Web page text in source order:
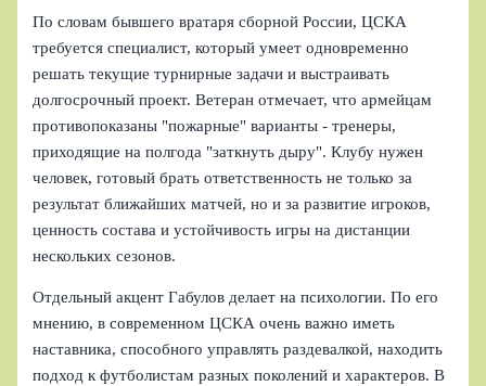
По словам бывшего вратаря сборной России, ЦСКА
требуется специалист, который умеет одновременно
решать текущие турнирные задачи и выстраивать
долгосрочный проект. Ветеран отмечает, что армейцам
противопоказаны "пожарные" варианты - тренеры,
приходящие на полгода "заткнуть дыру". Клубу нужен
человек, готовый брать ответственность не только за
результат ближайших матчей, но и за развитие игроков,
ценность состава и устойчивость игры на дистанции
нескольких сезонов.
Отдельный акцент Габулов делает на психологии. По его
мнению, в современном ЦСКА очень важно иметь
наставника, способного управлять раздевалкой, находить
подход к футболистам разных поколений и характеров. В